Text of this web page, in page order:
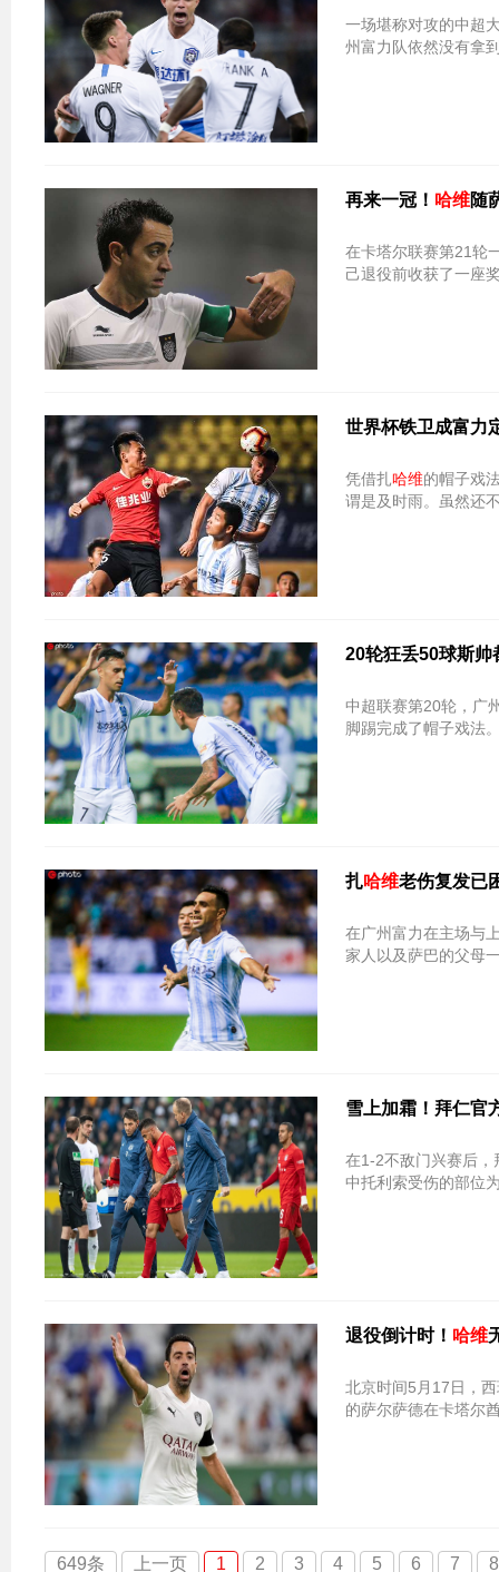
一场堪称对攻的中超
州富力队依然没有拿
再来一冠！ 哈维随
在卡塔尔联赛第21轮
己退役前收获了一座
世界杯铁卫成富力
凭借扎哈维的帽子戏
谓是及时雨。虽然还
20轮狂丢50球斯帅
中超联赛第20轮，广
脚踢完成了帽子戏法
扎哈维老伤复发已
在广州富力在主场与
家人以及萨巴的父母
雪上加霜！拜仁官
在1-2不敌门兴赛后，
中托利索受伤的部位
退役倒计时！ 哈维
北京时间5月17日，
的萨尔萨德在卡塔尔
649条 上一页 1 2 3 4 5 6 7 8